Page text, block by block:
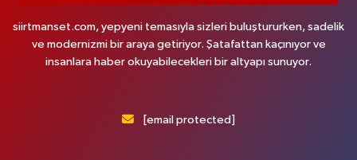
siirtmanset.com, yepyeni temasıyla sizleri buluştururken, sadelik
ve modernizmi bir araya getiriyor. Şatafattan kaçınıyor ve
insanlara haber okuyabilecekleri bir altyapı sunuyor.
[email protected]